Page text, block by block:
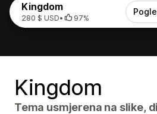
Kingdom
280 $ USD• 97%
Kingdom
Tema usmjerena na slike,